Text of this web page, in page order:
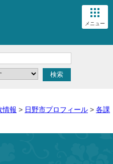
メニュー
情報 > 日野市プロフィール > 各課